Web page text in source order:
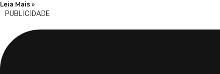
Leia Mais »
PUBLICIDADE